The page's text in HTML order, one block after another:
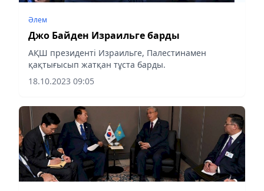
Әлем
Джо Байден Израильге барды
АҚШ президенті Израильге, Палестинамен
қақтығысып жатқан тұста барды.
18.10.2023 09:05